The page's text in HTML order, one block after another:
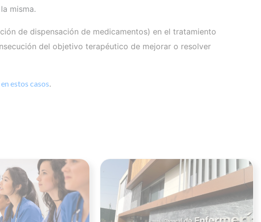
misma.
de dispensación de medicamentos) en el tratamiento
del objetivo terapéutico de mejorar o resolver
estos casos.
Ver noticia Ver noticia